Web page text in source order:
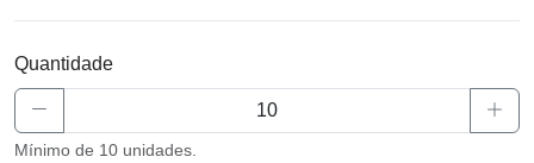
Quantidade
Mínimo de 10 unidades.